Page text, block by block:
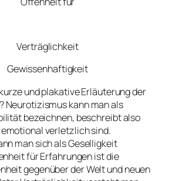
Verträglichkeit
Gewissenhaftigkeit
und plakative Erläuterung der
Neurotizismus kann man als
bezeichnen, beschreibt also
verletzlich sind.
man sich als Geselligkeit
für Erfahrungen ist die
gegenüber der Welt und neuen